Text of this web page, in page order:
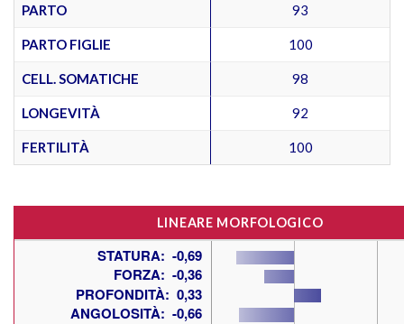
PARTO 93
PARTO FIGLIE 100
CELL. SOMATICHE 98
LONGEVITÀ 92
FERTILITÀ 100
LINEARE MORFOLOGICO